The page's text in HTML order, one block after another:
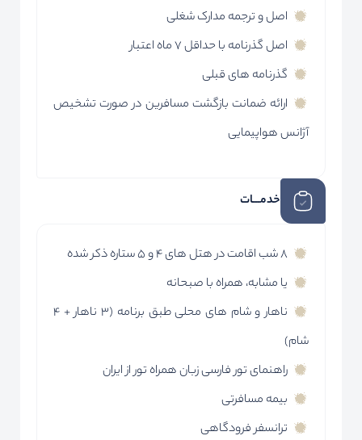
اصل و ترجمه مدارک شغلی
اصل گذرنامه با حداقل 7 ماه اعتبار
گذرنامه های قبلی
ارائه ضمانت بازگشت مسافرین در صورت تشخیص
آژانس هواپیمایی
خدمـــات
٨ شب اقامت در هتل های ۴ و ۵ ستاره ذکر شده
یا مشابه، همراه با صبحانه
ناهار و شام های محلی طبق برنامه (۳ ناهار + ۴
شام)
راهنمای تور فارسی زبان همراه تور از ایران
بیمه مسافرتی
ترانسفر فرودگاهی